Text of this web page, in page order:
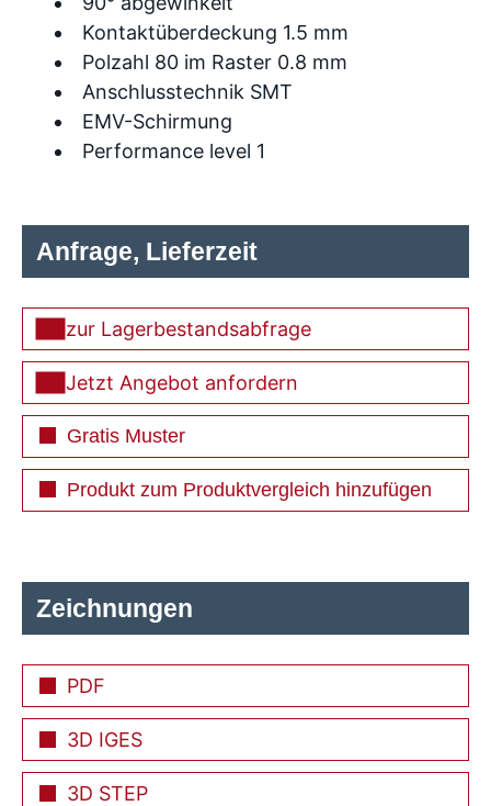
Kontaktüberdeckung 1.5 mm
Polzahl 80 im Raster 0.8 mm
Anschlusstechnik SMT
EMV-Schirmung
Performance level 1
Zeichnungen
PDF
3D IGES
3D STEP
Anfrage, Lieferzeit
zur Lagerbestandsabfrage
Jetzt Angebot anfordern
Gratis Muster
Produkt zum Produktvergleich hinzufügen